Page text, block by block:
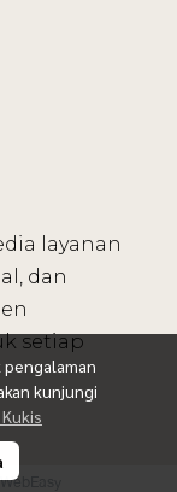
kunjungi
layanan
dan
setiap